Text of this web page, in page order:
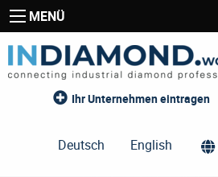
MENÜ
Ihr Unternehmen eintragen
Deutsch English